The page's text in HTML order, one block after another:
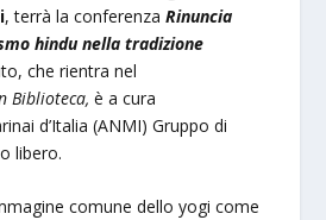
, terrà la conferenzaRinuncia
hindu nella tradizione
che rientra nel
Biblioteca,è a cura
d’Italia (ANMI) Gruppo di
libero.
comune dello yogi come